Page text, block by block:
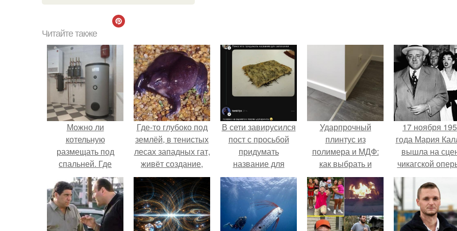
Читайте также
Можно ли
котельную
размещать под
спальней. Где
можно, а где нельзя
размещать газовый
отопительный котел
Где-то глубоко под
землёй, в тенистых
лесах западных гат,
живёт создание,
которое почти никто
не видит.
В сети завирусился
пост с просьбой
придумать
название для
домашней
запеканки.
Ударпрочный
плинтус из
полимера и МДФ:
как выбрать и
установить
17 ноября
года Мария
вышла на
чикагской
сорвала